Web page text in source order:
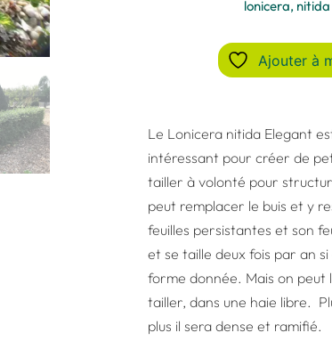
lonicera, nitida
Ajouter à
Le Lonicera nitida Elegant
intéressant pour créer de
tailler à volonté pour
peut remplacer le buis et y
feuilles persistantes et son
et se taille deux fois par an
forme donnée. Mais on peut
tailler, dans une haie libre.
plus il sera dense et ramifié.